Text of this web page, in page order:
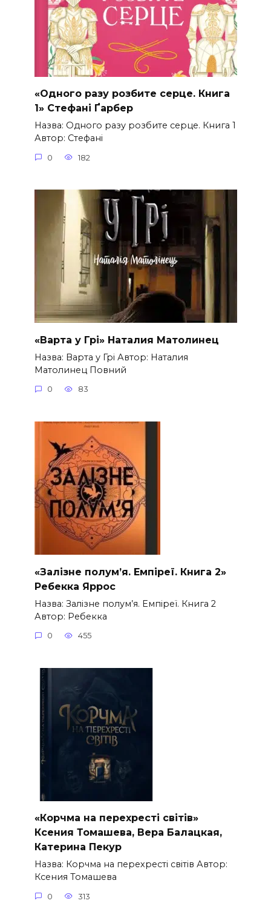
«Одного разу розбите серце. Книга
1» Стефані Ґарбер
Назва: Одного разу розбите серце. Книга 1
Автор: Стефані
0 182
«Варта у Грі» Наталия Матолинец
Назва: Варта у Грі Автор: Наталия
Матолинец Повний
0 83
«Залізне полум’я. Емпіреї. Книга 2»
Ребекка Яррос
Назва: Залізне полум’я. Емпіреї. Книга 2
Автор: Ребекка
0 455
«Корчма на перехресті світів»
Ксения Томашева, Вера Балацкая,
Катерина Пекур
Назва: Корчма на перехресті світів Автор:
Ксения Томашева
0 313